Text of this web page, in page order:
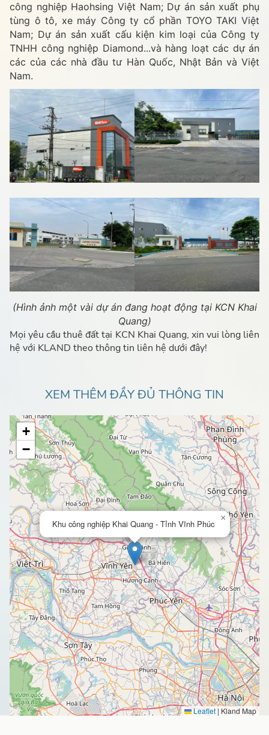
công nghiệp Haohsing Việt Nam; Dự án sản xuất phụ
tùng ô tô, xe máy Công ty cổ phần TOYO TAKI Việt
Nam; Dự án sản xuất cấu kiện kim loại của Công ty
TNHH công nghiệp Diamond...và hàng loạt các dự án
các của các nhà đầu tư Hàn Quốc, Nhật Bản và Việt
Nam.
(Hình ảnh một vài dự án đang hoạt động tại KCN Khai
Quang)
Mọi yêu cầu thuê đất tại KCN Khai Quang, xin vui lòng liên
hệ với KLAND theo thông tin liên hệ dưới đây!
XEM THÊM ĐẦY ĐỦ THÔNG TIN
Khu công nghiệp Khai Quang - Tỉnh Vĩnh Phúc
×
+
−
Leaflet|Kland Map